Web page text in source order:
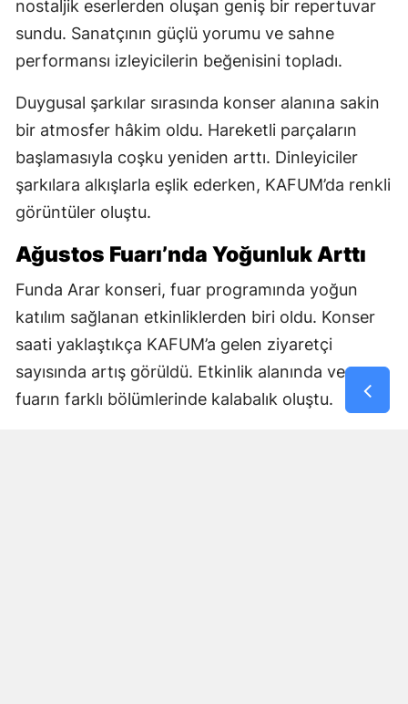
nostaljik eserlerden oluşan geniş bir repertuvar
sundu. Sanatçının güçlü yorumu ve sahne
performansı izleyicilerin beğenisini topladı.
Duygusal şarkılar sırasında konser alanına sakin
bir atmosfer hâkim oldu. Hareketli parçaların
başlamasıyla coşku yeniden arttı. Dinleyiciler
şarkılara alkışlarla eşlik ederken, KAFUM’da renkli
görüntüler oluştu.
Ağustos Fuarı’nda Yoğunluk Arttı
Funda Arar konseri, fuar programında yoğun
katılım sağlanan etkinliklerden biri oldu. Konser
saati yaklaştıkça KAFUM’a gelen ziyaretçi
sayısında artış görüldü. Etkinlik alanında ve
fuarın farklı bölümlerinde kalabalık oluştu.